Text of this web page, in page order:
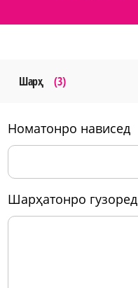
Шарҳ (3)
номатонро нависед
шарҳатонро гузоред